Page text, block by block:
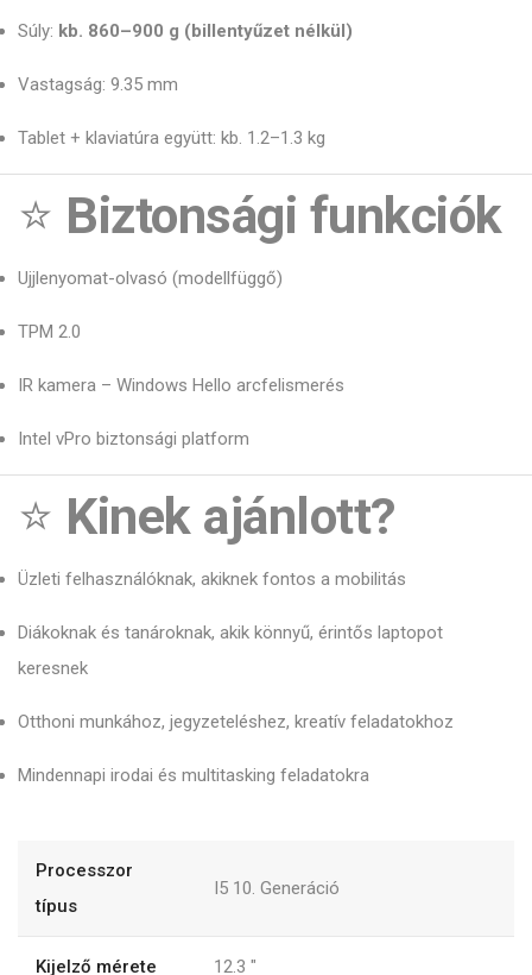
Súly: kb. 860–900 g (billentyűzet nélkül)
Vastagság: 9.35 mm
Tablet + klaviatúra együtt: kb. 1.2–1.3 kg
⭐ Biztonsági funkciók
Ujjlenyomat-olvasó (modellfüggő)
TPM 2.0
IR kamera – Windows Hello arcfelismerés
Intel vPro biztonsági platform
⭐ Kinek ajánlott?
Üzleti felhasználóknak, akiknek fontos a mobilitás
Diákoknak és tanároknak, akik könnyű, érintős laptopot
keresnek
Otthoni munkához, jegyzeteléshez, kreatív feladatokhoz
Mindennapi irodai és multitasking feladatokra
Processzor
típus
I5 10. Generáció
Kijelző mérete 12.3 "